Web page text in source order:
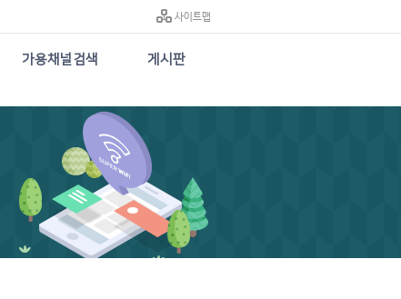
사이트맵
가용채널검색 게시판